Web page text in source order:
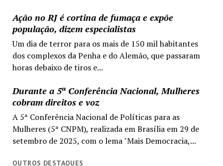
Ação no RJ é cortina de fumaça e expõe
população, dizem especialistas
Um dia de terror para os mais de 150 mil habitantes
dos complexos da Penha e do Alemão, que passaram
horas debaixo de tiros e...
Durante a 5ª Conferência Nacional, Mulheres
cobram direitos e voz
A 5ª Conferência Nacional de Políticas para as
Mulheres (5ª CNPM), realizada em Brasília em 29 de
setembro de 2025, com o lema "Mais Democracia,...
OUTROS DESTAQUES